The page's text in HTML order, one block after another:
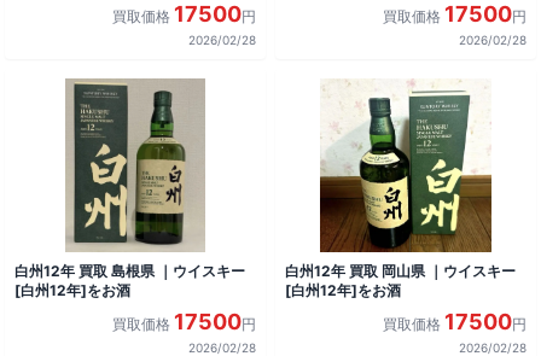
買取価格 17500円
2026/02/28
買取価格 17500円
2026/02/28
白州12年 買取 島根県 ｜ウイスキー
[白州12年]をお酒
買取価格 17500円
2026/02/28
白州12年 買取 岡山県 ｜ウイスキー
[白州12年]をお酒
買取価格 17500円
2026/02/28